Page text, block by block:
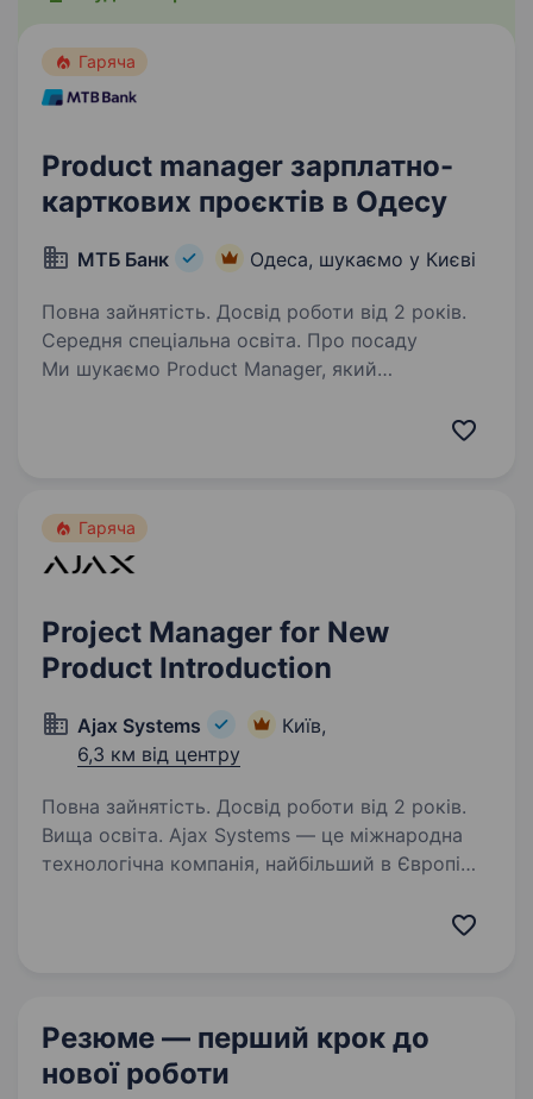
Гаряча
Product manager зарплатно-
карткових проєктів в Одесу
МТБ Банк Одеса, шукаємо у Києві
Повна зайнятість. Досвід роботи від 2 років.
Середня спеціальна освіта. Про посаду
Ми шукаємо Product Manager, який
корпоративних…
Гаряча
Project Manager for New
Product Introduction
Ajax Systems
Київ,
6,3 км від центру
Повна зайнятість. Досвід роботи від 2 років.
Вища освіта. Ajax Systems — це міжнародна
технологічна компанія, найбільший в Європі
Резюме — перший крок до
нової роботи